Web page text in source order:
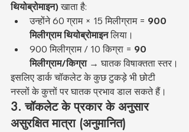
थियोब्रोमाइन) खाता है:
उन्होंने 60 ग्राम × 15 मिलीग्राम = 900
मिलीग्राम थियोब्रोमाइन लिया।
900 मिलीग्राम / 10 किग्रा = 90
मिलीग्राम/किग्रा → घातक विषाक्तता स्तर।
इसलिए डार्क चॉकलेट के कुछ टुकड़े भी छोटी
नस्लों के कुत्तों पर घातक प्रभाव डाल सकते हैं।
3. चॉकलेट के प्रकार के अनुसार
असुरक्षित मात्रा (अनुमानित)